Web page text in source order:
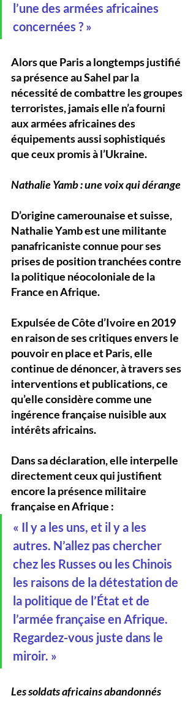
l’une des armées africaines
concernées ? »
Alors que Paris a longtemps justifié
sa présence au Sahel par la
nécessité de combattre les groupes
terroristes, jamais elle n’a fourni
aux armées africaines des
équipements aussi sophistiqués
que ceux promis à l’Ukraine.
Nathalie Yamb : une voix qui dérange
D’origine camerounaise et suisse,
Nathalie Yamb est une militante
panafricaniste connue pour ses
prises de position tranchées contre
la politique néocoloniale de la
France en Afrique.
Expulsée de Côte d’Ivoire en 2019
en raison de ses critiques envers le
pouvoir en place et Paris, elle
continue de dénoncer, à travers ses
interventions et publications, ce
qu’elle considère comme une
ingérence française nuisible aux
intérêts africains.
Dans sa déclaration, elle interpelle
directement ceux qui justifient
encore la présence militaire
française en Afrique :
« Il y a les uns, et il y a les
autres. N’allez pas chercher
chez les Russes ou les Chinois
les raisons de la détestation de
la politique de l’État et de
l’armée française en Afrique.
Regardez-vous juste dans le
miroir. »
Les soldats africains abandonnés